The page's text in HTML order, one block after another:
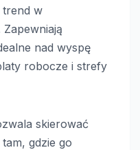
w
nad wyspę
robocze i strefy
skierować
tam, gdzie go